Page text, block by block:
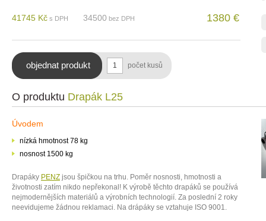
41745 Kč s DPH 34500 bez DPH 1380 €
objednat produkt počet kusů
O produktu Drapák L25
Úvodem
nízká hmotnost 78 kg
nosnost 1500 kg
Drapáky PENZ jsou špičkou na trhu. Poměr nosnosti, hmotnosti a
životnosti zatím nikdo nepřekonal! K výrobě těchto drapáků se používá
nejmodernějších materiálů a výrobních technologií. Za poslední 2 roky
neevidujeme žádnou reklamaci. Na drápáky se vztahuje ISO 9001.